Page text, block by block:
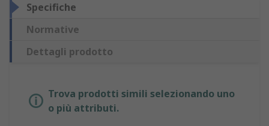
Specifiche
Normative
Dettagli prodotto
Trova prodotti simili selezionando uno
o più attributi.